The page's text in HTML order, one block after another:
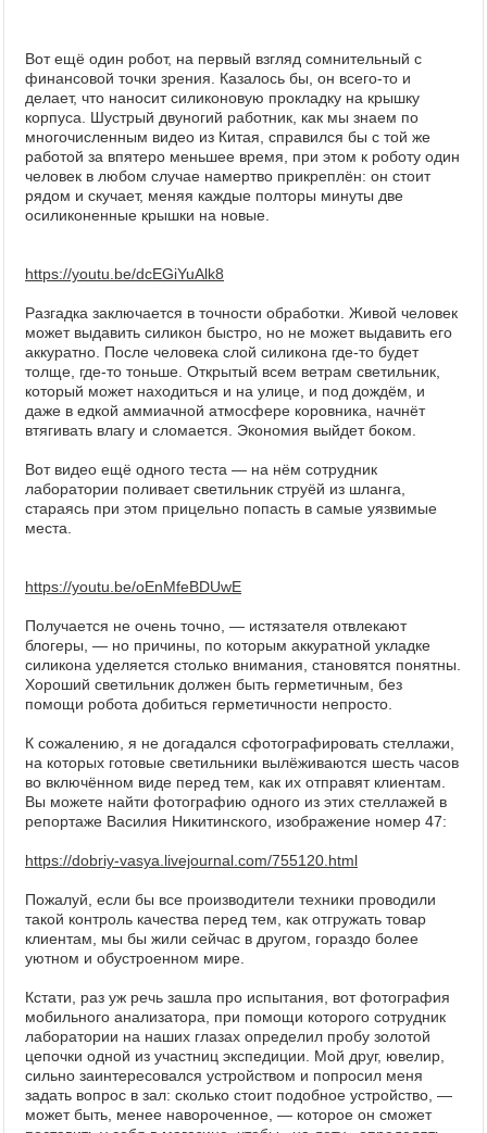
Вот ещё один робот, на первый взгляд сомнительный с
финансовой точки зрения. Казалось бы, он всего-то и
делает, что наносит силиконовую прокладку на крышку
корпуса. Шустрый двуногий работник, как мы знаем по
многочисленным видео из Китая, справился бы с той же
работой за впятеро меньшее время, при этом к роботу один
человек в любом случае намертво прикреплён: он стоит
рядом и скучает, меняя каждые полторы минуты две
осиликоненные крышки на новые.
https://youtu.be/dcEGiYuAlk8
Разгадка заключается в точности обработки. Живой человек
может выдавить силикон быстро, но не может выдавить его
аккуратно. После человека слой силикона где-то будет
толще, где-то тоньше. Открытый всем ветрам светильник,
который может находиться и на улице, и под дождём, и
даже в едкой аммиачной атмосфере коровника, начнёт
втягивать влагу и сломается. Экономия выйдет боком.
Вот видео ещё одного теста — на нём сотрудник
лаборатории поливает светильник струёй из шланга,
стараясь при этом прицельно попасть в самые уязвимые
места.
https://youtu.be/oEnMfeBDUwE
Получается не очень точно, — истязателя отвлекают
блогеры, — но причины, по которым аккуратной укладке
силикона уделяется столько внимания, становятся понятны.
Хороший светильник должен быть герметичным, без
помощи робота добиться герметичности непросто.
К сожалению, я не догадался сфотографировать стеллажи,
на которых готовые светильники вылёживаются шесть часов
во включённом виде перед тем, как их отправят клиентам.
Вы можете найти фотографию одного из этих стеллажей в
репортаже Василия Никитинского, изображение номер 47:
https://dobriy-vasya.livejournal.com/755120.html
Пожалуй, если бы все производители техники проводили
такой контроль качества перед тем, как отгружать товар
клиентам, мы бы жили сейчас в другом, гораздо более
уютном и обустроенном мире.
Кстати, раз уж речь зашла про испытания, вот фотография
мобильного анализатора, при помощи которого сотрудник
лаборатории на наших глазах определил пробу золотой
цепочки одной из участниц экспедиции. Мой друг, ювелир,
сильно заинтересовался устройством и попросил меня
задать вопрос в зал: сколько стоит подобное устройство, —
может быть, менее навороченное, — которое он сможет